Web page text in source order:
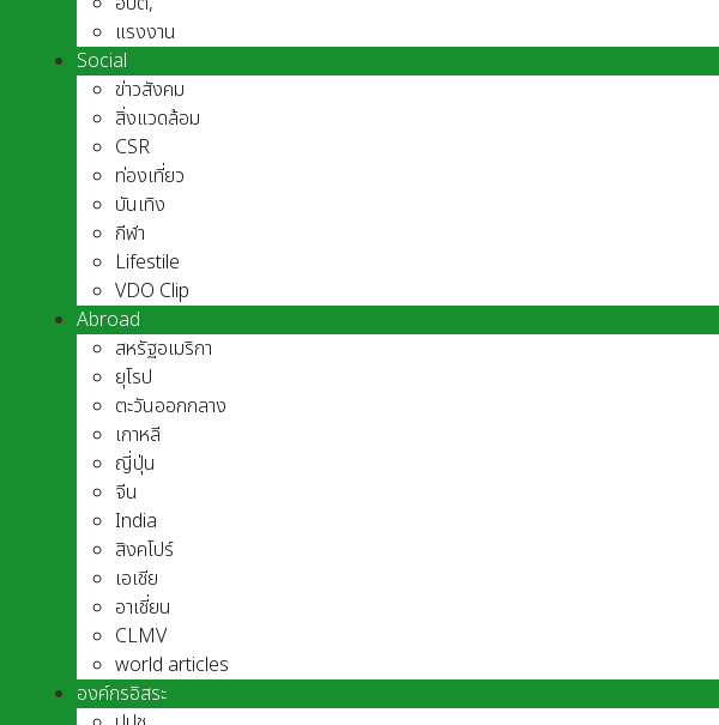
แรงงาน
Social
ข่าวสังคม
สิ่งแวดล้อม
CSR
ท่องเที่ยว
บันเทิง
กีฬา
Lifestile
VDO Clip
Abroad
สหรัฐอเมริกา
ยุโรป
ตะวันออกกลาง
เกาหลี
ญี่ปุ่น
จีน
India
สิงคโปร์
เอเชีย
อาเชี่ยน
CLMV
world articles
องค์กรอิสระ